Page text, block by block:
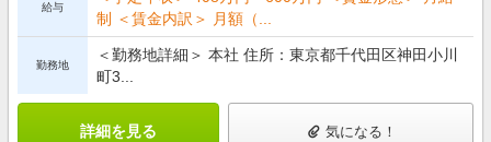
給与
制 ＜賃金内訳＞ 月額（...
勤務地
＜勤務地詳細＞ 本社 住所：東京都千代田区神田小川
町3...
詳細を見る 気になる！